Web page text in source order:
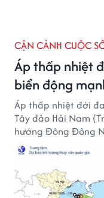
CẬN CẢNH CUỘC
Áp thấp nhiệt
biển động
Áp thấp nhiệt đới
Tây đảo Hải Nam
hướng Đông Đông
thống này suy yếu